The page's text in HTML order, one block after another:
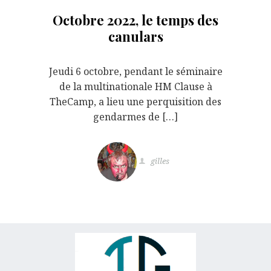
Octobre 2022, le temps des
canulars
Jeudi 6 octobre, pendant le séminaire
de la multinationale HM Clause à
TheCamp, a lieu une perquisition des
gendarmes de […]
gilles